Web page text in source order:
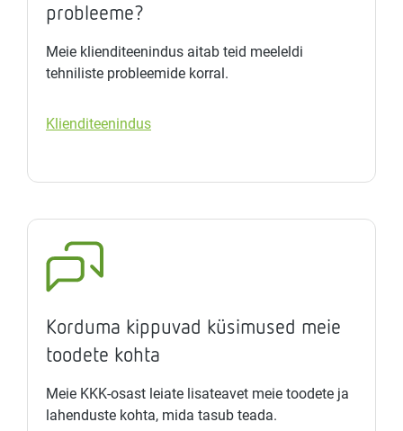
probleeme?
Meie klienditeenindus aitab teid meeleldi
tehniliste probleemide korral.
Klienditeenindus
Korduma kippuvad küsimused meie
toodete kohta
Meie KKK-osast leiate lisateavet meie toodete ja
lahenduste kohta, mida tasub teada.